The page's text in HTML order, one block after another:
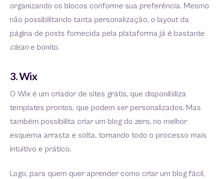
organizando os blocos conforme sua preferência. Mesmo
não possibilitando tanta personalização, o layout da
página de posts fornecida pela plataforma já é bastante
clean e bonito.
3. Wix
O Wix é um criador de sites grátis, que disponibiliza
templates prontos, que podem ser personalizados. Mas
também possibilita criar um blog do zero, no melhor
esquema arrasta e solta, tornando todo o processo mais
intuitivo e prático.
Logo, para quem quer aprender como criar um blog fácil,